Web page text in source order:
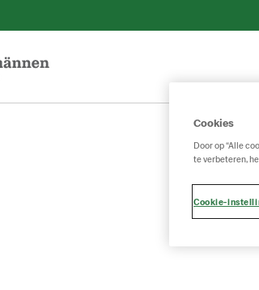
Cookies
Door op “Alle
te verbeteren,
Cookie-